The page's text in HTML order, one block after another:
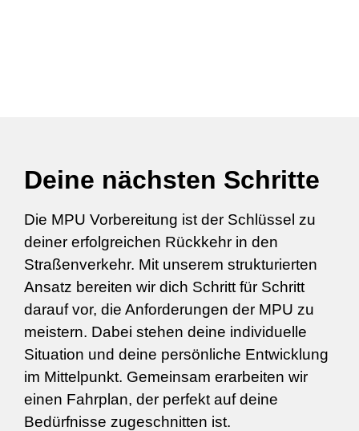
Deine nächsten Schritte
Die MPU Vorbereitung ist der Schlüssel zu
deiner erfolgreichen Rückkehr in den
Straßenverkehr. Mit unserem strukturierten
Ansatz bereiten wir dich Schritt für Schritt
darauf vor, die Anforderungen der MPU zu
meistern. Dabei stehen deine individuelle
Situation und deine persönliche Entwicklung
im Mittelpunkt. Gemeinsam erarbeiten wir
einen Fahrplan, der perfekt auf deine
Bedürfnisse zugeschnitten ist.